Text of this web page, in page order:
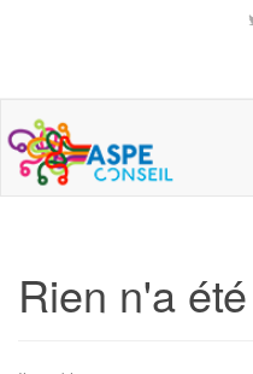
Rien n'a